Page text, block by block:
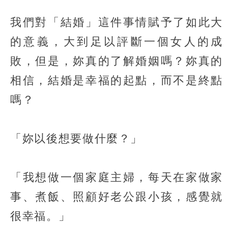
我們對「結婚」這件事情賦予了如此大
的意義，大到足以評斷一個女人的成
敗，但是，妳真的了解婚姻嗎？妳真的
相信，結婚是幸福的起點，而不是終點
嗎？
「妳以後想要做什麼？」
「我想做一個家庭主婦，每天在家做家
事、煮飯、照顧好老公跟小孩，感覺就
很幸福。」